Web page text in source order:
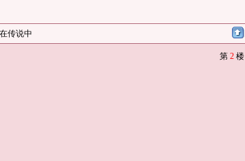
传说中
第 2 楼